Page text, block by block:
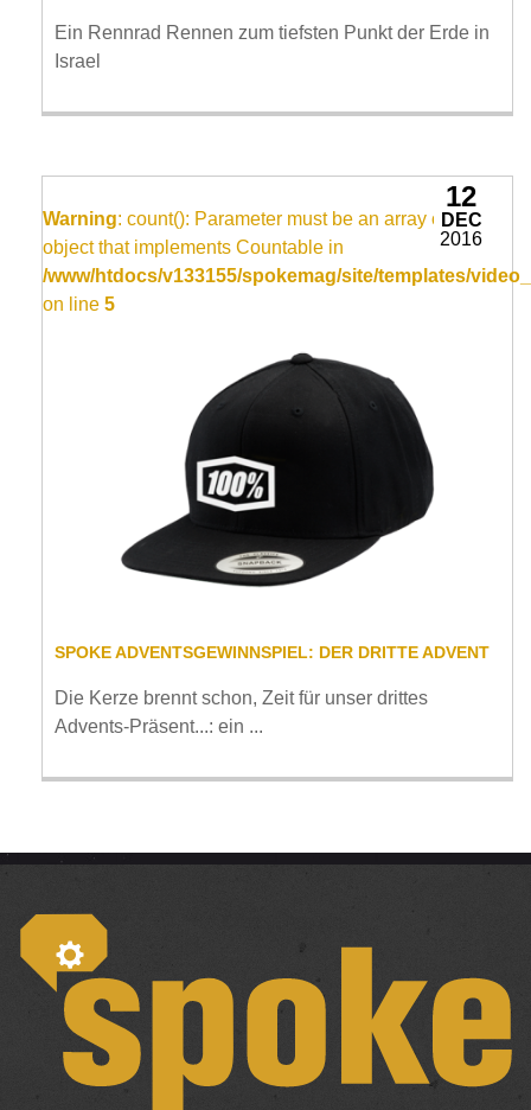
Ein Rennrad Rennen zum tiefsten Punkt der Erde in
Israel
Warning: count(): Parameter must be an array or an
object that implements Countable in
/www/htdocs/v133155/spokemag/site/templates/
on line 5
SPOKE ADVENTSGEWINNSPIEL: DER DRITTE ADVENT
Die Kerze brennt schon, Zeit für unser drittes
Advents-Präsent...: ein ...
12
DEC
2016